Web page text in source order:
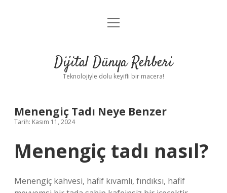
Anasayfa
Yasal Uyarı
menüyü
Dijital Dünya Rehberi
Teknolojiyle dolu keyifli bir macera!
Menengiç Tadı Neye Benzer
Tarih: Kasım 11, 2024
Menengiç tadı nasıl?
Menengiç kahvesi, hafif kıvamlı, fındıksı, hafif